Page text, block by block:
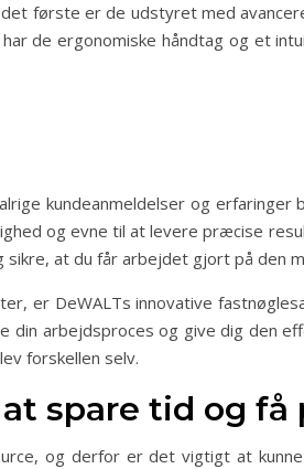
første er de udstyret med
de ergonomiske håndtag og et
kundeanmeldelser og
og evne til at levere præcise
at du får arbejdet gjort på den
er DeWALTs innovative
arbejdsproces og give dig den
forskellen selv.
spare tid og
og derfor er det vigtigt at